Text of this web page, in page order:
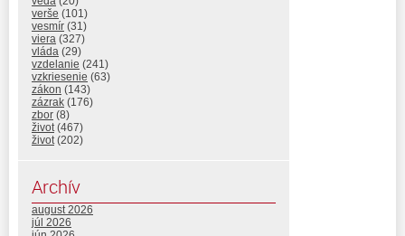
verše (101)
vesmír (31)
viera (327)
vláda (29)
vzdelanie (241)
vzkriesenie (63)
zákon (143)
zázrak (176)
zbor (8)
život (467)
život (202)
Archív
august 2026
júl 2026